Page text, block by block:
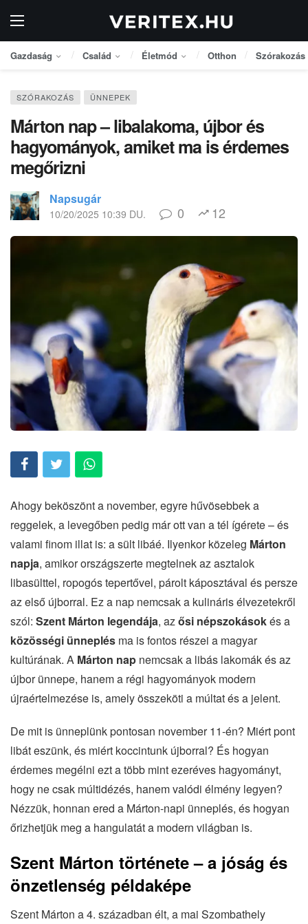
Gazdaság Család Életmód Otthon Szórakozás
SZÓRAKOZÁS ÜNNEPEK
Márton nap – libalakoma, újbor és
hagyományok, amiket ma is érdemes
megőrizni
Napsugár
10/20/2025 10:39 DU. 0 12
Ahogy beköszönt a november, egyre hűvösebbek a
reggelek, a levegőben pedig már ott van a tél ígérete – és
valami finom illat is: a sült libáé. Ilyenkor közeleg Márton
napja, amikor országszerte megtelnek az asztalok
libasülttel, ropogós tepertővel, párolt káposztával és persze
az első újborral. Ez a nap nemcsak a kulináris élvezetekről
szól: Szent Márton legendája, azősi népszokásokés a
közösségi ünneplés ma is fontos részei a magyar
kultúrának. A Márton nap nemcsak a libás lakomák és az
újbor ünnepe, hanem a régi hagyományok modern
újraértelmezése is, amely összeköti a múltat és a jelent.
De mit is ünneplünk pontosan november 11-én? Miért pont
libát eszünk, és miért koccintunk újborral? És hogyan
érdemes megélni ezt a több mint ezeréves hagyományt,
hogy ne csak múltidézés, hanem valódi élmény legyen?
Nézzük, honnan ered a Márton-napi ünneplés, és hogyan
őrizhetjük meg a hangulatát a modern világban is.
Szent Márton története – a jóság és
önzetlenség példaképe
Szent Márton a 4. században élt, a mai Szombathely